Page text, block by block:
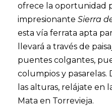
ofrece la oportunidad
impresionante Sierra
esta vía ferrata apta
llevará a través de
puentes colgantes,
columpios y
las alturas, relájate en
Mata en Torrevieja.